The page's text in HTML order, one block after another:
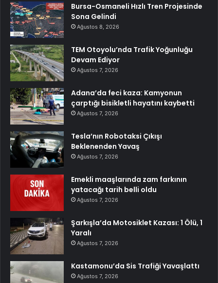
Bursa-Osmaneli Hızlı Tren Projesinde
Sona Gelindi
Ağustos 8, 2026
TEM Otoyolu’nda Trafik Yoğunluğu
Devam Ediyor
Ağustos 7, 2026
Adana’da feci kaza: Kamyonun
çarptığı bisikletli hayatını kaybetti
Ağustos 7, 2026
Tesla’nın Robotaksi Çıkışı
Beklenenden Yavaş
Ağustos 7, 2026
Emekli maaşlarında zam farkının
yatacağı tarih belli oldu
Ağustos 7, 2026
Şarkışla’da Motosiklet Kazası: 1 Ölü, 1
Yaralı
Ağustos 7, 2026
Kastamonu’da Sis Trafiği Yavaşlattı
Ağustos 7, 2026